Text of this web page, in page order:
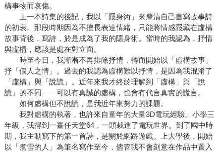
構事物而哀傷。
上一本詩集的後記，我以「隱身術」來釐清自己書寫故事詩
的初衷。那段時期因為不擅長表達情緒，只能將情感隱藏在虛構
故事背後，寫詩，於是成為了我的隱身術。當時的我認為，抒情
與虛構，應該是處在對立面。
時至今日，我漸漸不再排除抒情，轉而開始以「虛構故事」
抒「個人之情」。過去的我認為虛構難以抒情，是因為我混淆了
「虛構」與「說謊」。近年來我才終於理解到「虛構」與「說
謊」的不同——可以有真誠的虛構，也會有代言真實的謊言。
如何虛構但不說謊，是我近年來努力的課題。
我對虛構的執著，也許來自童年的大量3D電玩經驗。小學三
年級，我得到一臺任天堂64，一頭栽進了電玩世界。到了國中時
期，我主動寫下的第一首詩，是關於網路遊戲。上大學後，開始
以「煮雪的人」為筆名寫作至今，儘管我不會刻意在作品中置入